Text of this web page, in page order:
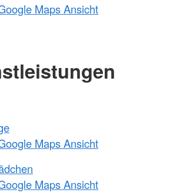
Maps Ansicht
Maps Ansicht
Maps Ansicht